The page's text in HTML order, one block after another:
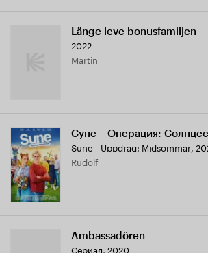
Länge leve bonusfamiljen
2022
Martin
Суне – Операция:
Sune - Uppdrag: Midsommar,
Rudolf
Ambassadören
Сериал, 2020